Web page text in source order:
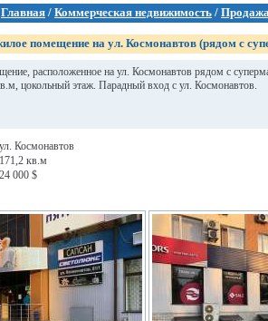
Главная / Коммерческая недвижимость /
помещение на ул. Космонавтов (рядом с
расположенное на ул. Космонавтов рядом с
цокольный этаж. Парадный вход с ул. Космонавтов.
ул. Космонавтов
171,2 кв.м
24 000 $